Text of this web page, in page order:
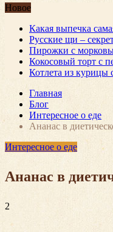
Новое
Какая выпечка
Русские щи –
Пирожки с
Кокосовый торт с
Котлета из
Главная
Блог
Интересное о еде
Ананас в
Интересное о еде
Ананас в
2